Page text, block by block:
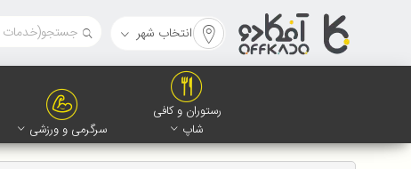
انتخاب شهر
رستوران و کافی
شاپ
سرگرمی و ورزشی